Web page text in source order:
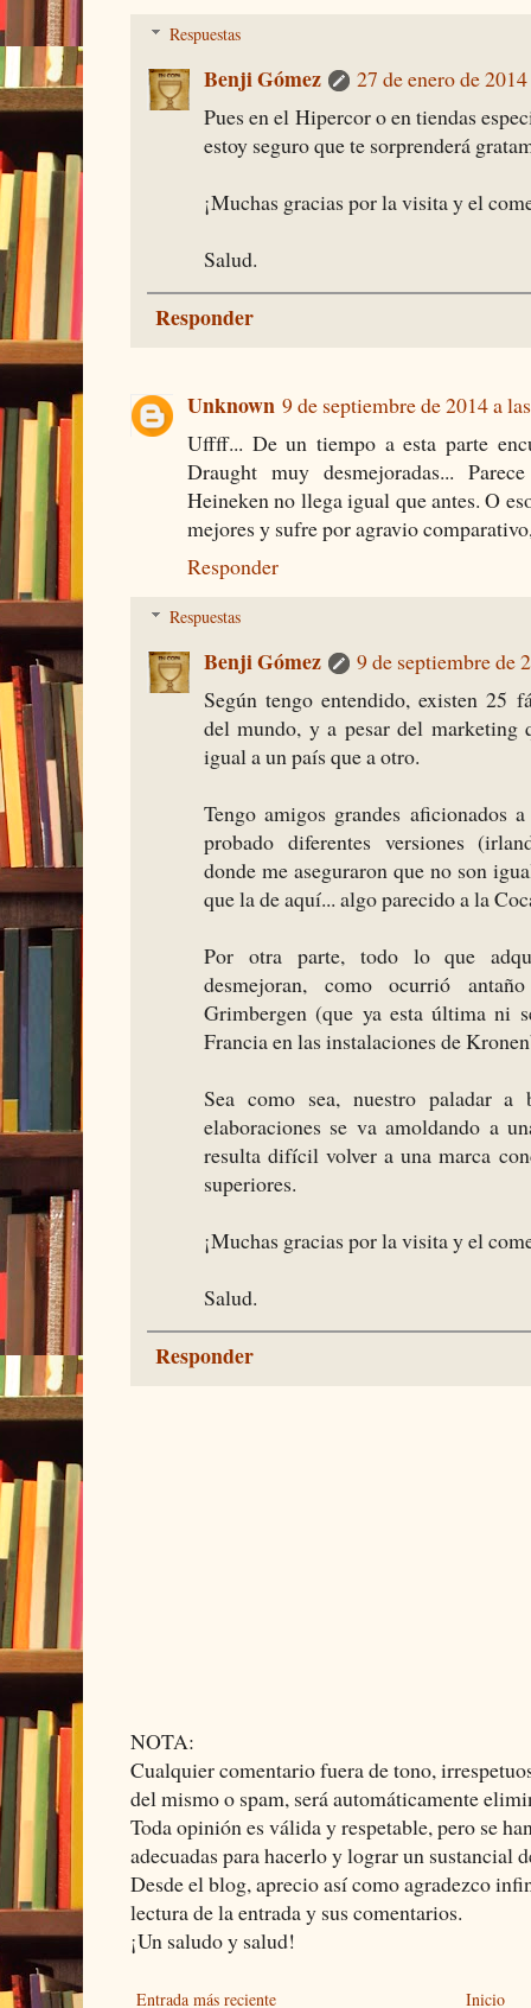
Respuestas
Benji Gómez
27 de enero de
Pues en el Hipercor o en tiendas
estoy seguro que te sorprenderá
¡Muchas gracias por la visita y el
Salud.
Responder
Unknown 9 de septiembre de 2014 a
Uffff... De un tiempo a esta parte
Draught muy desmejoradas...
Heineken no llega igual que antes. O
mejores y sufre por agravio
Responder
Respuestas
Benji Gómez
9 de septiembre de
Según tengo entendido, existen 25
del mundo, y a pesar del marketing
igual a un país que a otro.
Tengo amigos grandes aficionados
probado diferentes versiones
donde me aseguraron que no son
que la de aquí... algo parecido a la
Por otra parte, todo lo que
desmejoran, como ocurrió
Grimbergen (que ya esta última ni
Francia en las instalaciones de
Sea como sea, nuestro paladar a
elaboraciones se va amoldando a
resulta difícil volver a una marca
superiores.
¡Muchas gracias por la visita y el
Salud.
Responder
NOTA:
Cualquier comentario fuera de tono,
del mismo o spam, será automáticamente
Toda opinión es válida y respetable, pero se
adecuadas para hacerlo y lograr un sustancial
Desde el blog, aprecio así como agradezco
lectura de la entrada y sus comentarios.
¡Un saludo y salud!
Entrada más reciente Inicio